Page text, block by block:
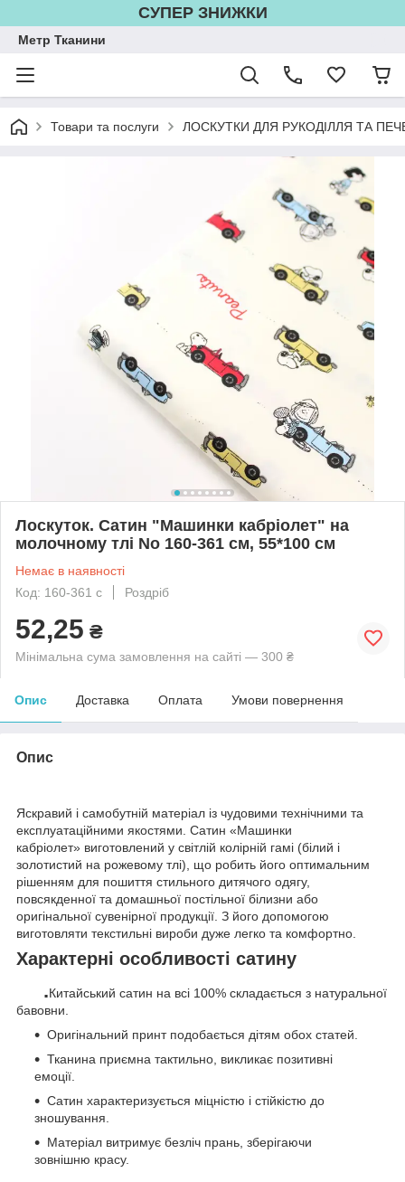
СУПЕР ЗНИЖКИ
Метр Тканини
Товари та послуги ЛОСКУТКИ ДЛЯ РУКОДІЛЛЯ ТА
Лоскуток. Сатин "Машинки кабріолет" на
молочному тлі No 160-361 см, 55*100 см
Немає в наявності
Код: 160-361 с
Роздріб
52,25 ₴
Мінімальна сума замовлення на сайті — 300 ₴
Опис Доставка Оплата Умови повернення
Опис
Яскравий і самобутній матеріал із чудовими технічними та
експлуатаційними якостями. Сатин «Машинки
кабріолет» виготовлений у світлій колірній гамі (білий і
золотистий на рожевому тлі), що робить його оптимальним
рішенням для пошиття стильного дитячого одягу,
повсякденної та домашньої постільної білизни або
оригінальної сувенірної продукції. З його допомогою
виготовляти текстильні вироби дуже легко та комфортно.
Характерні особливості сатину
.Китайський сатин на всі 100% складається з натуральної
бавовни.
Оригінальний принт подобається дітям обох статей.
Тканина приємна тактильно, викликає позитивні
емоції.
Сатин характеризується міцністю і стійкістю до
зношування.
Матеріал витримує безліч прань, зберігаючи
зовнішню красу.